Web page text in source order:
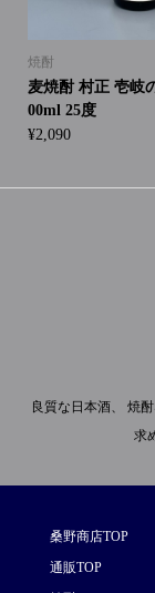
焼酎
麦焼酎 村正 壱岐
00ml 25度
¥2,090
良質な日本酒、 焼
求
桑野商店TOP
通販TOP